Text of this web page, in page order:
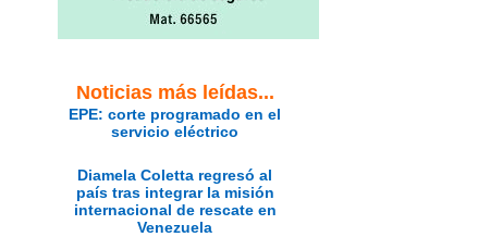
Noticias más leídas...
EPE: corte programado en el
servicio eléctrico
Diamela Coletta regresó al
país tras integrar la misión
internacional de rescate en
Venezuela